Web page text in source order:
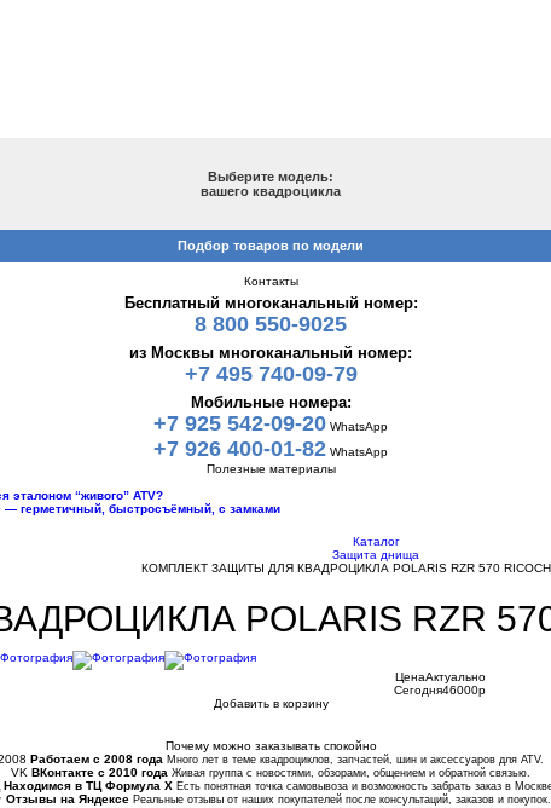
Выберите модель:
вашего квадроцикла
Подбор товаров по модели
Контакты
Бесплатный многоканальный номер:
8 800 550-9025
из Москвы многоканальный номер:
+7 495 740-09-79
Мобильные номера:
+7 925 542-09-20 WhatsApp
+7 926 400-01-82 WhatsApp
Полезные материалы
эталоном “живого” ATV?
— герметичный, быстросъёмный, с замками
Каталог
Защита днища
КОМПЛЕКТ ЗАЩИТЫ ДЛЯ КВАДРОЦИКЛА POLARIS RZR 570
POLARIS RZR 570
ЦенаАктуально
Сегодня46000p
Добавить в корзину
Почему можно заказывать спокойно
Работаем с 2008 года Много лет в теме квадроциклов, запчастей, шин и аксессуаров для ATV.
VK ВКонтакте с 2010 года Живая группа с новостями, обзорами, общением и обратной связью.
Находимся в ТЦ Формула Х Есть понятная точка самовывоза и возможность забрать заказ в
Отзывы на Яндексе Реальные отзывы от наших покупателей после консультаций, заказов и покупок.